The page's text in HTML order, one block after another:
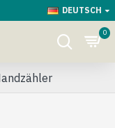
DEUTSCH
0